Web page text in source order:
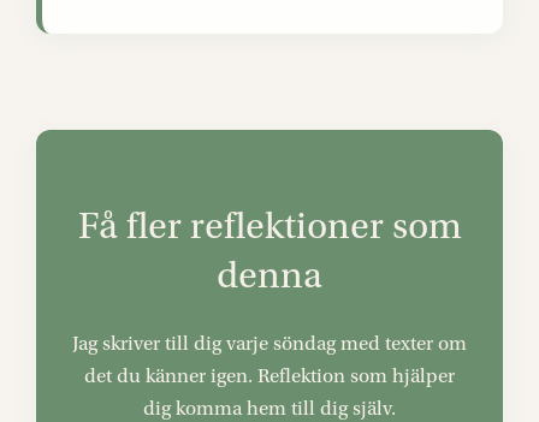
Få fler reflektioner som
denna
Jag skriver till dig varje söndag med texter om
det du känner igen. Reflektion som hjälper
dig komma hem till dig själv.